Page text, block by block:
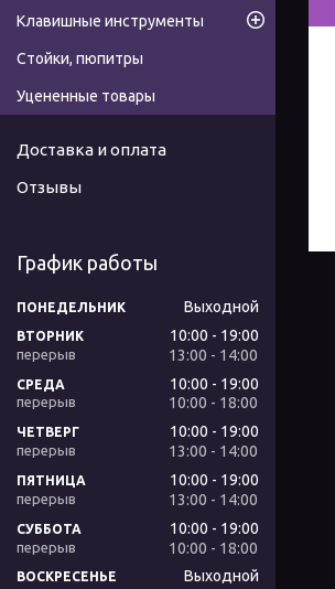
Клавишные инструменты
Стойки, пюпитры
Уцененные товары
Доставка и оплата
Отзывы
График работы
ПОНЕДЕЛЬНИК Выходной
ВТОРНИК 10:00
19:00
13:00
14:00
СРЕДА 10:00
19:00
10:00
18:00
ЧЕТВЕРГ 10:00
19:00
13:00
14:00
ПЯТНИЦА 10:00
19:00
13:00
14:00
СУББОТА 10:00
19:00
10:00
18:00
ВОСКРЕСЕНЬЕ Выходной